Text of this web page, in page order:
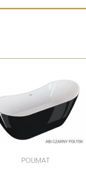
POLIMAT